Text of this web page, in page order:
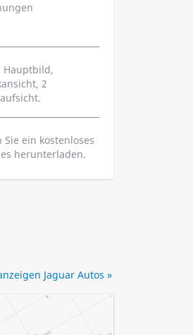
Hauptbild,
2
ein kostenloses
herunterladen.
Jaguar Autos »